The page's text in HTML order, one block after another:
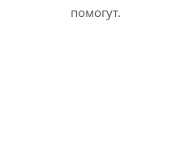
помогут.